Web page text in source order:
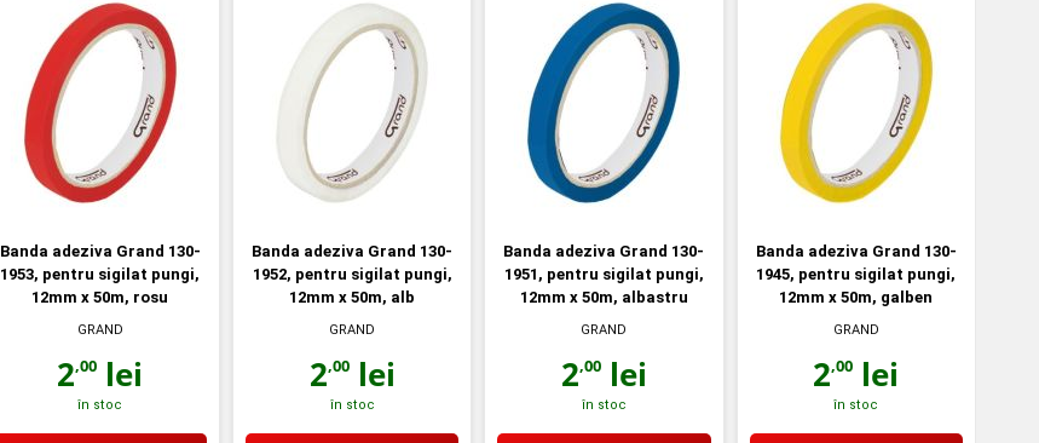
Banda adeziva Grand 130-
1953, pentru sigilat pungi,
12mm x 50m, rosu
GRAND
2,00 lei
în stoc
Banda adeziva Grand 130-
1952, pentru sigilat pungi,
12mm x 50m, alb
GRAND
2,00lei
în stoc
Banda adeziva Grand 130-
1951, pentru sigilat pungi,
12mm x 50m, albastru
GRAND
2,00lei
în stoc
Banda adeziva Grand 130-
1945, pentru sigilat pungi,
12mm x 50m, galben
GRAND
2,00 lei
în stoc